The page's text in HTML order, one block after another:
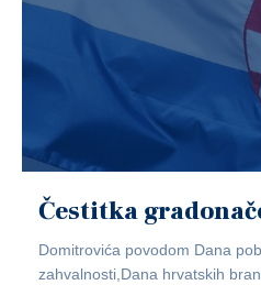
Čestitka
Domitrovića povodom Dana
zahvalnosti,Dana hrvatskih